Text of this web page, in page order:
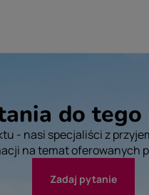
do
- nasi specjaliści z
na temat oferowanych
Zadaj pytanie